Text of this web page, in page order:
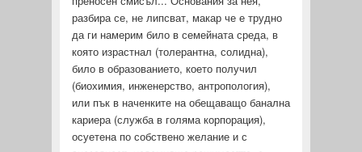
разбира се, не липсват, макар че е трудно
да ги намерим било в семейната среда, в
която израстнал (толерантна, солидна),
било в образованието, което получил
(биохимия, инженерство, антропология),
или пък в наченките на обещаващо банална
кариера (служба в голяма корпорация),
осуетена по собствено желание и с